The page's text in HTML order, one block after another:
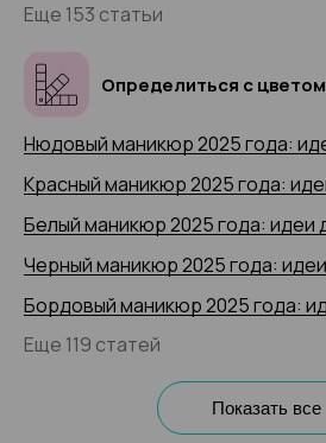
Еще 153 статьи
Определиться с цветом
Еще 119 статей
Показать все